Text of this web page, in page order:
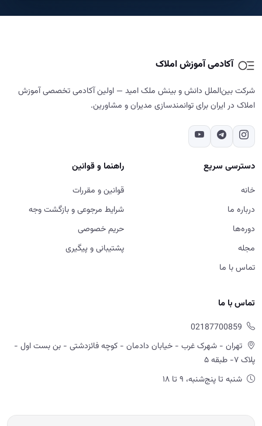
آکادمی آموزش املاک
شرکت بین‌الملل دانش و بینش ملک امید — اولین آکادمی تخصصی آموزش
املاک در ایران برای توانمندسازی مدیران و مشاورین.
دسترسی سریع
خانه
درباره ما
دوره‌ها
مجله
تماس با ما
راهنما و قوانین
قوانین و مقررات
شرایط مرجوعی و بازگشت وجه
حریم خصوصی
پشتیبانی و پیگیری
تماس با ما
02187700859
تهران - شهرک غرب - خیابان دادمان - کوچه فائزدشتی - بن بست اول -
پلاک ۷- طبقه ۵
شنبه تا پنج‌شنبه، ۹ تا ۱۸